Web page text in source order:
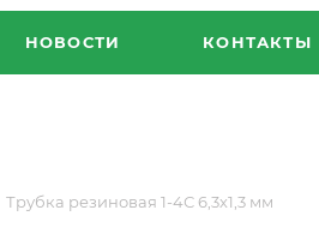
НОВОСТИ КОНТАКТЫ
Трубка резиновая 1-4С 6,3х1,3 мм